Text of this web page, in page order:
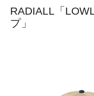
RADIALL「
プ」